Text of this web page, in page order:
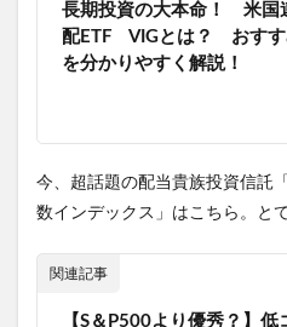
長期投資の大本命！ 米国
配ETF VIGとは？ おすす
を分かりやすく解説！
今、超話題の配当貴族投資信託
数インデックス」はこちら。と
関連記事
【S＆P500より優秀？】低